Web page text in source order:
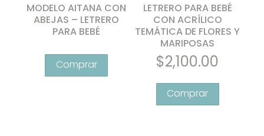
MODELO AITANA CON
ABEJAS – LETRERO
PARA BEBÉ
tiene
LETRERO PARA BEBÉ
CON ACRÍLICO
TEMÁTICA DE FLORES Y
MARIPOSAS
$2,100.00